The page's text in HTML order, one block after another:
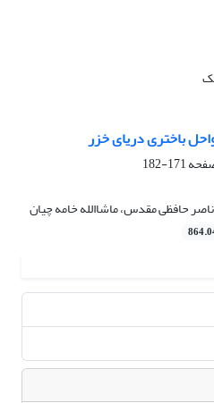
باختری دریای خزر
171-182
حافظی مقدس، ماشاالله خامه چیان